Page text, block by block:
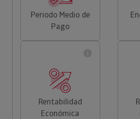
Periodo Medio de
Pago
Rentabilidad
Económica